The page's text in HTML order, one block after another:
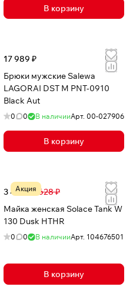
В корзину
17 989 ₽
Брюки мужские Salewa
LAGORAI DST M PNT-0910
Black Aut
0 0 В наличииАрт. 00-027906
В корзину
Акция
3 447 ₽7 628 ₽
Майка женская Solace Tank W
130 Dusk HTHR
0 0 В наличииАрт. 104676501
В корзину